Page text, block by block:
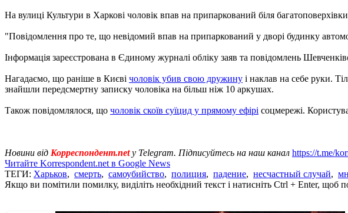
На вулиці Культури в Харкові чоловік впав на припаркований біля
"Повідомлення про те, що невідомий впав на припаркований у дворі будинку
Інформація зареєстрована в Єдиному журналі обліку заяв та повідомлень
Нагадаємо, що раніше в Києві чоловік убив свою дружину і наклав на себе руки.
знайшли передсмертну записку чоловіка на більш ніж 10 аркушах.
Також повідомлялося, що чоловік скоїв суїцид у прямому ефірі соцмережі.
Новини від Корреспондент.net у Telegram. Підписуйтесь на наш канал https://t.me/
Читайте Korrespondent.net в Google News
ТЕГИ: Харьков, смерть, самоубийство, полиция, падение, несчастный случай,
Якщо ви помітили помилку, виділіть необхідний текст і натисніть Ctrl + Enter, щоб